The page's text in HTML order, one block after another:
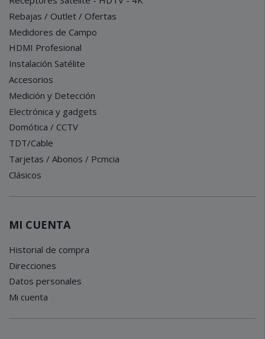
Rebajas / Outlet / Ofertas
Medidores de Campo
HDMI Profesional
Instalación Satélite
Accesorios
Medición y Detección
Electrónica y gadgets
Domótica / CCTV
TDT/Cable
Tarjetas / Abonos / Pcmcia
Clásicos
MI CUENTA
Historial de compra
Direcciones
Datos personales
Mi cuenta